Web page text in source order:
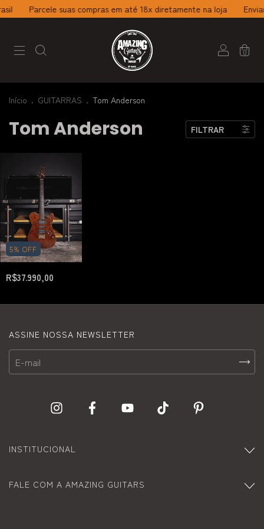
Parcele suas compras em até 18x diretamente na loja
0
Início . GUITARRAS . Tom Anderson
Tom Anderson FILTRAR
5% OFF
R$37.990,00
ASSINE NOSSA NEWSLETTER
INSTITUCIONAL
FALE COM A AMAZING GUITARS